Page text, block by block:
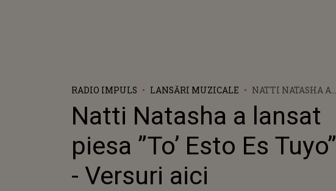
RADIO IMPULS LANSĂRI MUZICALE
NATTI NATASHA A
ESTO ES TUYO” -
VERSURI AICI
Natti Natasha a lansat
piesa ”To’ Esto Es Tuyo”
- Versuri aici